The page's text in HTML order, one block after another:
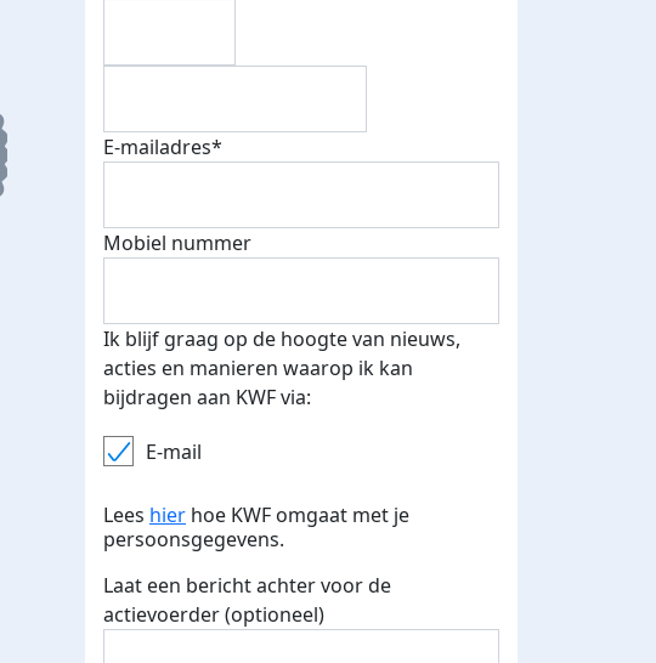
E-mailadres*
Mobiel nummer
Ik blijf graag op de hoogte van nieuws,
acties en manieren waarop ik kan
bijdragen aan KWF via:
E-mail
Lees hier hoe KWF omgaat met je
persoonsgegevens.
Laat een bericht achter voor de
actievoerder (optioneel)